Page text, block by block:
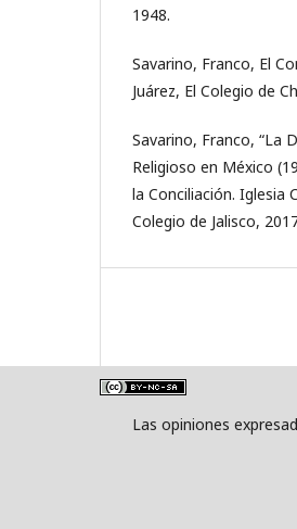
1948.
Savarino, Franco, El
Juárez, El Colegio de
Savarino, Franco, “La
Religioso en México
la Conciliación. Iglesia
Colegio de Jalisco,
Las opiniones